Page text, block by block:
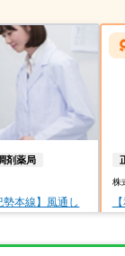
剤薬局
勢本線】風通し
株